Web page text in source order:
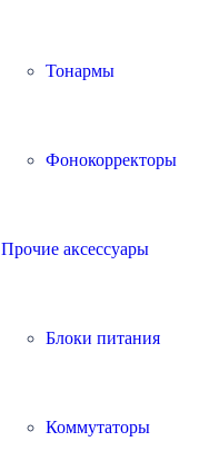
Тонармы
Фонокорректоры
Прочие аксессуары
Блоки питания
Коммутаторы